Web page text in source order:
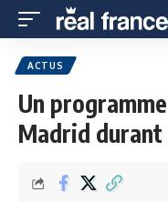
ACTUS
Un
Madrid